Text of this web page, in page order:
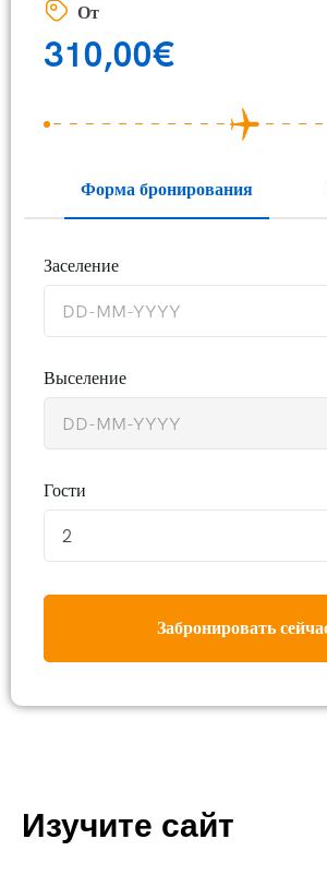
От
310,00€
Форма бронирования
Заселение
Выселение
Гости
2
Забронировать
Изучите сайт